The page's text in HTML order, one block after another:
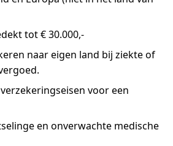
tot € 30.000,-
naar eigen land bij ziekte of
voor een
en onverwachte medische